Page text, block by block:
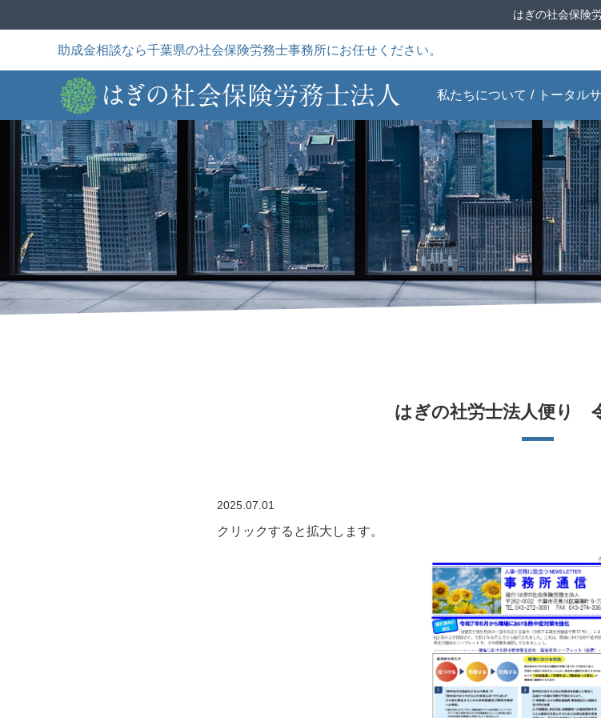
to
はぎの社会保険
助成金相談なら千葉県の社会保険労務士事務所にお任せください。
私たちについて
私たちについて
ごあいさつ
当事務所の特徴
実績一覧
トータル
トータルサポート
給与計算サポー
ト
助成金申請サポ
ート
労働保険・社会
保険申請サポート
困ったことはありません
か？
Q&Aこれで解
決！労務問題
書式・雛形ダウ
ンロード
全国対応ONLINE
申請
はぎの社労士法人便り
2025.07.01
クリックすると拡大します。